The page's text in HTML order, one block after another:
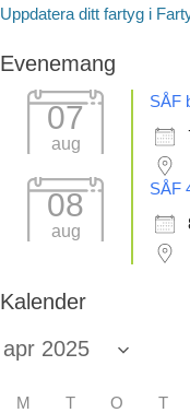
Uppdatera ditt fartyg i
Evenemang
07
aug
SÅF
08
aug
SÅF
Kalender
M T O T